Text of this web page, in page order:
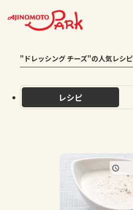
"ドレッシング チーズ"の人気レシピ
レシピ